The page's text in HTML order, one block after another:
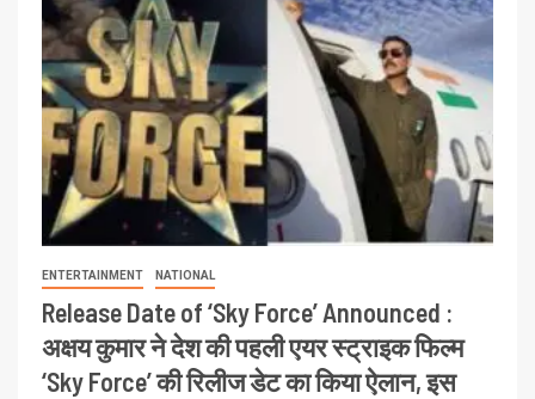
ENTERTAINMENT NATIONAL
Release Date of ‘Sky Force’ Announced :
अक्षय कुमार ने देश की पहली एयर स्ट्राइक फिल्म
‘Sky Force’ की रिलीज डेट का किया ऐलान, इस